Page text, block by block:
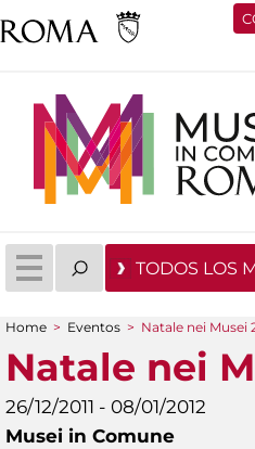
TODOS LOS
You are here
Home > Eventos > Natale nei Musei
Natale nei
26/12/2011 - 08/01/2012
Musei in Comune